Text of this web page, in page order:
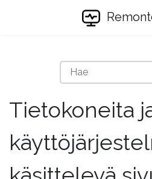
Tietokoneita